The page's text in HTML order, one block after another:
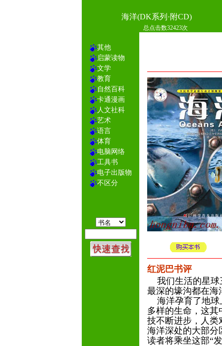
海洋(DK系列·附CD)
总点击数32423次
其他
启蒙读物
文学
教育
自然百科
卡通漫画
人文社科
艺术
语言
体育
电脑网络
工具书
电子出版物
不区分
红泥巴书评
我们生活的星球
最深的壕沟都在
海洋孕育了地球
多样的生命，这
技不断进步，人类
海洋深处的大部分
读者将乘坐这部“